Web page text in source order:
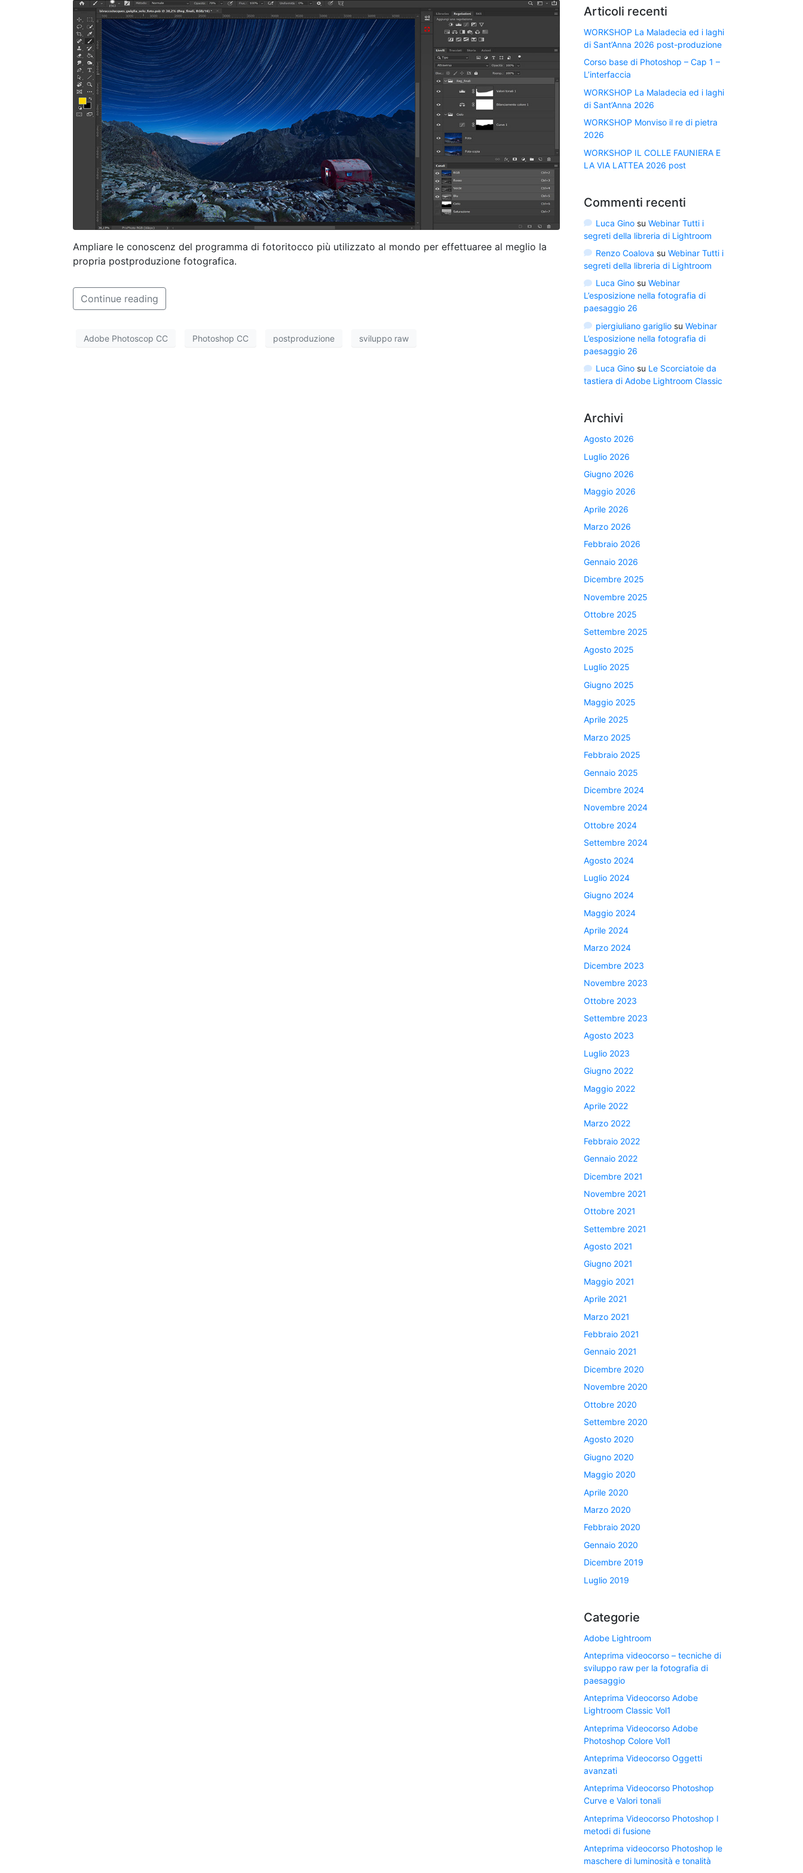
Ampliare le conoscenz del programma di fotoritocco più utilizzato al mondo per effettuaree al meglio la
propria postproduzione fotografica.
Continue reading
Adobe Photoscop CC Photoshop CC postproduzione sviluppo raw
Articoli recenti
WORKSHOP La Maladecia ed i laghi
di Sant’Anna 2026 post-produzione
Corso base di Photoshop – Cap 1 –
L’interfaccia
WORKSHOP La Maladecia ed i laghi
di Sant’Anna 2026
WORKSHOP Monviso il re di pietra
2026
WORKSHOP IL COLLE FAUNIERA E
LA VIA LATTEA 2026 post
Commenti recenti
Luca Ginosu Webinar Tutti i
segreti della libreria di Lightroom
Renzo Coalova su Webinar Tutti i
segreti della libreria di Lightroom
Luca Ginosu Webinar
L’esposizione nella fotografia di
paesaggio 26
piergiuliano garigliosu Webinar
L’esposizione nella fotografia di
paesaggio 26
Luca Ginosu Le Scorciatoie da
tastiera di Adobe Lightroom Classic
Archivi
Agosto 2026
Luglio 2026
Giugno 2026
Maggio 2026
Aprile 2026
Marzo 2026
Febbraio 2026
Gennaio 2026
Dicembre 2025
Novembre 2025
Ottobre 2025
Settembre 2025
Agosto 2025
Luglio 2025
Giugno 2025
Maggio 2025
Aprile 2025
Marzo 2025
Febbraio 2025
Gennaio 2025
Dicembre 2024
Novembre 2024
Ottobre 2024
Settembre 2024
Agosto 2024
Luglio 2024
Giugno 2024
Maggio 2024
Aprile 2024
Marzo 2024
Dicembre 2023
Novembre 2023
Ottobre 2023
Settembre 2023
Agosto 2023
Luglio 2023
Giugno 2022
Maggio 2022
Aprile 2022
Marzo 2022
Febbraio 2022
Gennaio 2022
Dicembre 2021
Novembre 2021
Ottobre 2021
Settembre 2021
Agosto 2021
Giugno 2021
Maggio 2021
Aprile 2021
Marzo 2021
Febbraio 2021
Gennaio 2021
Dicembre 2020
Novembre 2020
Ottobre 2020
Settembre 2020
Agosto 2020
Giugno 2020
Maggio 2020
Aprile 2020
Marzo 2020
Febbraio 2020
Gennaio 2020
Dicembre 2019
Luglio 2019
Categorie
Adobe Lightroom
Anteprima videocorso – tecniche di
sviluppo raw per la fotografia di
paesaggio
Anteprima Videocorso Adobe
Lightroom Classic Vol1
Anteprima Videocorso Adobe
Photoshop Colore Vol1
Anteprima Videocorso Oggetti
avanzati
Anteprima Videocorso Photoshop
Curve e Valori tonali
Anteprima Videocorso Photoshop I
metodi di fusione
Anteprima videocorso Photoshop le
maschere di luminosità e tonalità